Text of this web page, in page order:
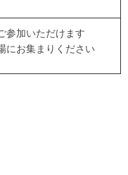
参加いただけます
にお集まりください